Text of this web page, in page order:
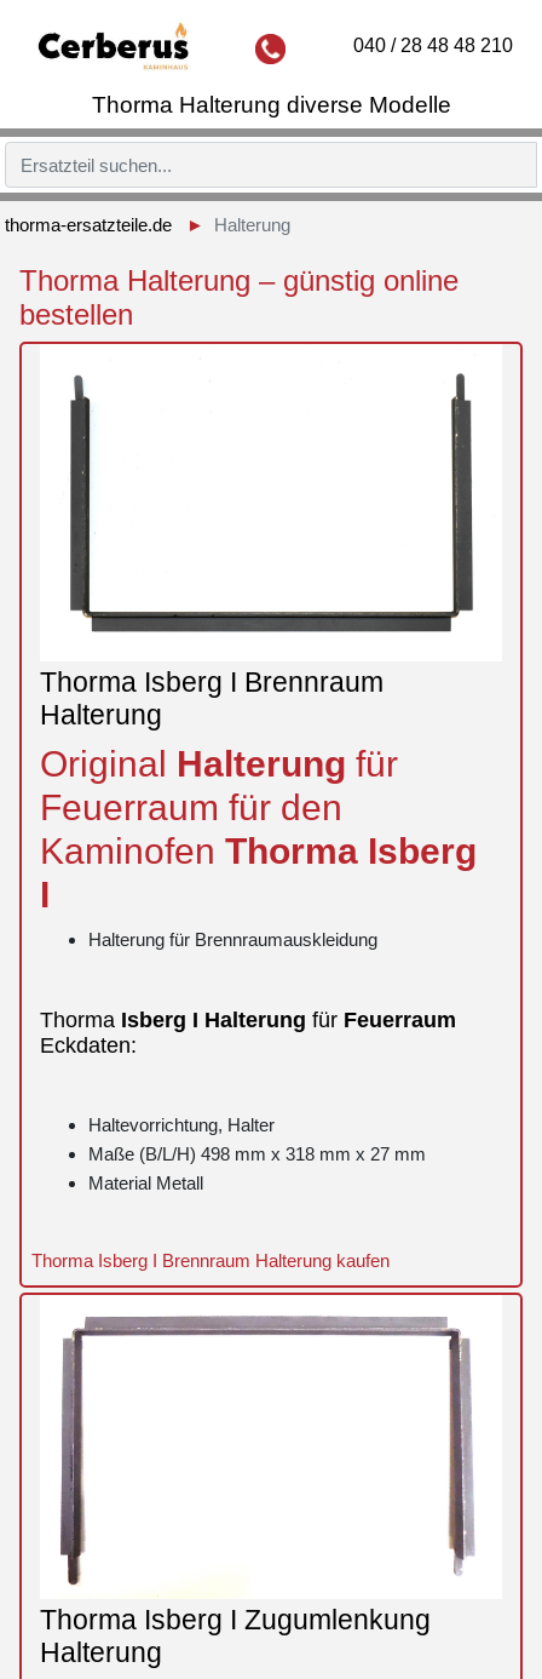
Thorma Halterung diverse Modelle
040 / 28 48 48 210
thorma-ersatzteile.de Halterung
Thorma Halterung – günstig online
bestellen
Thorma Isberg I Brennraum
Halterung
Original Halterung für
Feuerraum für den
Kaminofen Thorma Isberg
I
Halterung für Brennraumauskleidung
Thorma Isberg I Halterung für Feuerraum
Eckdaten:
Haltevorrichtung, Halter
Maße (B/L/H) 498 mm x 318 mm x 27 mm
Material Metall
Thorma Isberg I Brennraum Halterung kaufen
Thorma Isberg I Zugumlenkung
Halterung